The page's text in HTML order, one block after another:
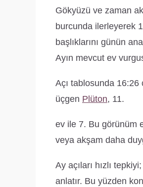
Gökyüzü ve zaman
burcunda ilerleyerek
başlıklarını günün
Ayın mevcut ev
Açı tablosunda
üçgen Plüton, 11.
ev ile 7. Bu görünüm
veya akşam daha
Ay açıları hızlı
anlatır. Bu yüzden